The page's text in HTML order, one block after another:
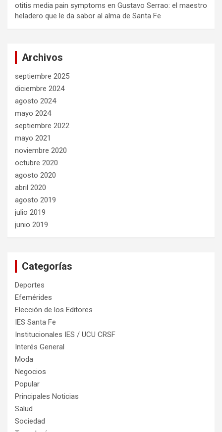
otitis media pain symptoms en Gustavo Serrao: el maestro
heladero que le da sabor al alma de Santa Fe
Archivos
septiembre 2025
diciembre 2024
agosto 2024
mayo 2024
septiembre 2022
mayo 2021
noviembre 2020
octubre 2020
agosto 2020
abril 2020
agosto 2019
julio 2019
junio 2019
Categorías
Deportes
Efemérides
Elección de los Editores
IES Santa Fe
Institucionales IES / UCU CRSF
Interés General
Moda
Negocios
Popular
Principales Noticias
Salud
Sociedad